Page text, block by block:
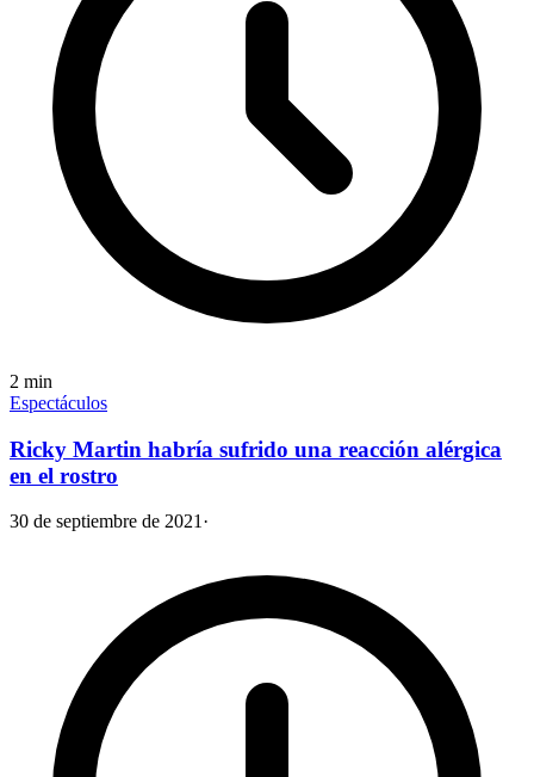
2 min
Espectáculos
Ricky Martin habría sufrido una reacción alérgica
en el rostro
30 de septiembre de 2021 ·